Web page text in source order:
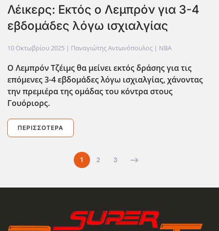
Λέικερς: Εκτός ο Λεμπρόν για 3-4
εβδομάδες λόγω ισχιαλγίας
10 Οκτωβρίου 2025 | Παναγιώτης Αντωνόπουλος | NBA
Ο Λεμπρόν Τζέιμς θα μείνει εκτός δράσης για τις
επόμενες 3-4 εβδομάδες λόγω ισχιαλγίας, χάνοντας
την πρεμιέρα της ομάδας του κόντρα στους
Γουόριορς.
ΠΕΡΙΣΣΌΤΕΡΑ
1 2 3